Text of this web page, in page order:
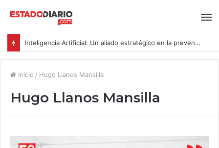
Inteligencia Artificial: Un aliado estratégico en la prevención del acoso y la violencia laboral bajo la Ley Karin
Inicio / Hugo Llanos Mansilla
Hugo Llanos Mansilla